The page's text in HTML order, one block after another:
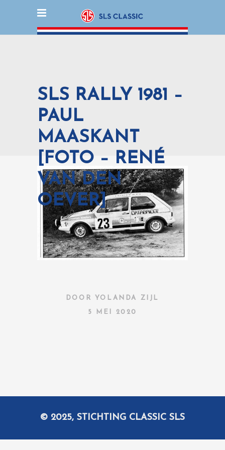
SLS RALLY 1981 –
PAUL
MAASKANT
[FOTO – RENÉ
VAN DEN
OEVER]
DOOR YOLANDA ZIJL
5 MEI 2020
© 2025, STICHTING CLASSIC SLS